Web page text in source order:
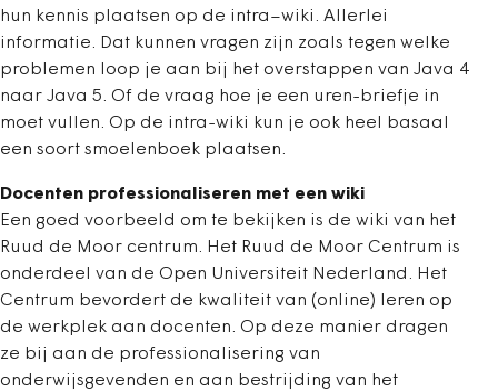
hun kennis plaatsen op de intra–wiki. Allerlei
informatie. Dat kunnen vragen zijn zoals tegen welke
problemen loop je aan bij het overstappen van Java 4
naar Java 5. Of de vraag hoe je een uren-briefje in
moet vullen. Op de intra-wiki kun je ook heel basaal
een soort smoelenboek plaatsen.
Docenten professionaliseren met een wiki
Een goed voorbeeld om te bekijken is de wiki van het
Ruud de Moor centrum. Het Ruud de Moor Centrum is
onderdeel van de Open Universiteit Nederland. Het
Centrum bevordert de kwaliteit van (online) leren op
de werkplek aan docenten. Op deze manier dragen
ze bij aan de professionalisering van
onderwijsgevenden en aan bestrijding van het